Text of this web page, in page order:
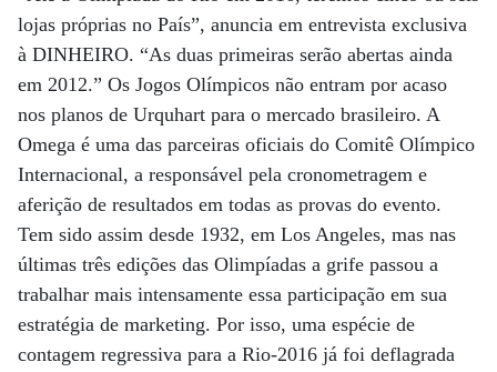
lojas próprias no País”, anuncia em entrevista exclusiva
à DINHEIRO. “As duas primeiras serão abertas ainda
em 2012.” Os Jogos Olímpicos não entram por acaso
nos planos de Urquhart para o mercado brasileiro. A
Omega é uma das parceiras oficiais do Comitê Olímpico
Internacional, a responsável pela cronometragem e
aferição de resultados em todas as provas do evento.
Tem sido assim desde 1932, em Los Angeles, mas nas
últimas três edições das Olimpíadas a grife passou a
trabalhar mais intensamente essa participação em sua
estratégia de marketing. Por isso, uma espécie de
contagem regressiva para a Rio-2016 já foi deflagrada